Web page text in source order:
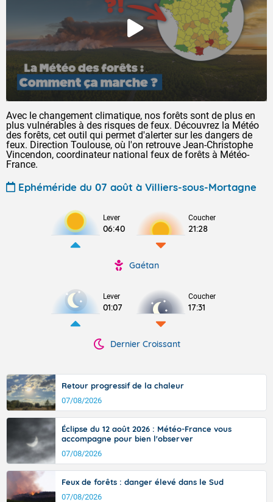
Avec le changement climatique, nos forêts sont de plus en
plus vulnérables à des risques de feux. Découvrez la Météo
des forêts, cet outil qui permet d'alerter sur les dangers de
feux. Direction Toulouse, où l'on retrouve Jean-Christophe
Vincendon, coordinateur national feux de forêts à Météo-
France.
Ephéméride du 07 août à Villiers-sous-Mortagne
Lever
06:40
Coucher
21:28
Gaétan
Lever
01:07
Coucher
17:31
Dernier Croissant
Retour progressif de la chaleur
07/08/2026
Éclipse du 12 août 2026 : Météo-France vous
accompagne pour bien l'observer
07/08/2026
Feux de forêts : danger élevé dans le Sud
07/08/2026